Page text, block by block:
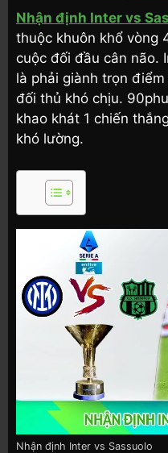
Nhận định Inter vs
thuộc khuôn khổ vòng
cuộc đối đầu cân não.
là phải giành trọn
đối thủ khó chịu.
khao khát 1 chiến
khó lường.
Nhận định Inter vs Sassuolo